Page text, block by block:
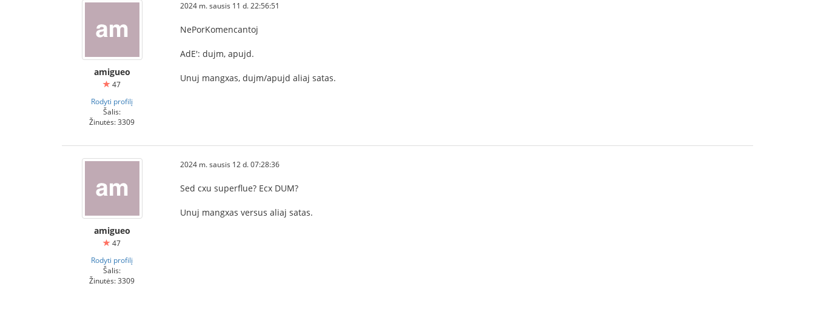
amigueo
47
Rodyti profilį
Šalis:
Žinutės: 3309
2024 m. sausis 11 d. 22:56:51
NePorKomencantoj
AdE': dujm, apujd.
Unuj mangxas, dujm/apujd aliaj satas.
amigueo
47
Rodyti profilį
Šalis:
Žinutės: 3309
2024 m. sausis 12 d. 07:28:36
Sed cxu superflue? Ecx DUM?
Unuj mangxas versus aliaj satas.